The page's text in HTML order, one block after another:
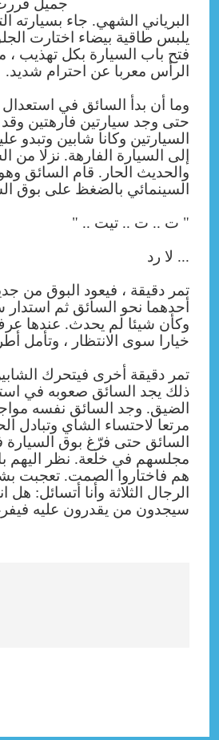
جميل قررت
البرياني الشهي. جاء
يلبس طاقية بيضاء اختارت
فتح باب السيارة بكل تهذيب ،
الرأس معربا عن احترام شديد.
وما أن بدأ السائق في استعدال
حتى وجد سيارتين فارهتين وقد
السيارتين وكانا شابين
إلى السيارة الفارهة. نزلا من
والحديث الحار. قام السائق
السينمائي بالضغظ على بوق
" ت .. ت .. تيت .. "
... لا رد
تمر دقيقة ، فيعود البوق من
أحدهما نحو السائق ثم استدار
وكأن شيئا لم يحدث. عندها
خيارا سوى الانتظار ، وتأمل
تمر دقيقة أخرى فيتحرك
ذلك يجد السائق صعوبه في
الضيق. وجد السائق نفسه
مرتعا لاحتساء الشاي وتبادل
السائق حتى فرّغ بوق السيارة
مجلسهم في خلعة. نظر اليهم
هم فاختاروا الصمت. تعجبت
الرجال الثلاثة وأنا أتسائل: هل
سيجدون من يقدرون عليه